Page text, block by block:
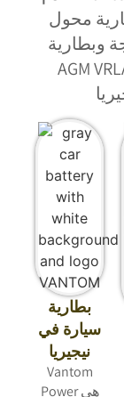
محول
وبطارية
AGM
بطارية
سيارة في
نيجيريا
Vantom
Power هي